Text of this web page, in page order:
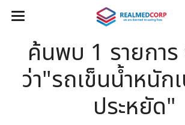
ค้นพบ 1 รายการ
ว่า"รถเข็นน้ำหนัก
ประหยัด"